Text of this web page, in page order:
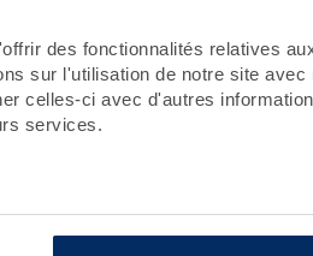
des fonctionnalités relatives
sur l'utilisation de notre site avec
celles-ci avec d'autres
services.
de